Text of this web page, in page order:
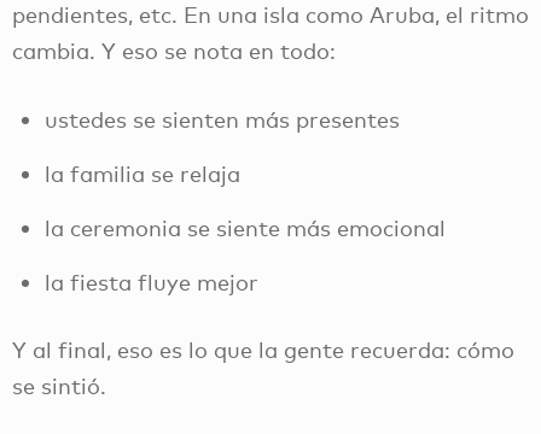
pendientes, etc. En una isla como Aruba, el ritmo
cambia. Y eso se nota en todo:
ustedes se sienten más presentes
la familia se relaja
la ceremonia se siente más emocional
la fiesta fluye mejor
Y al final, eso es lo que la gente recuerda: cómo
se sintió.